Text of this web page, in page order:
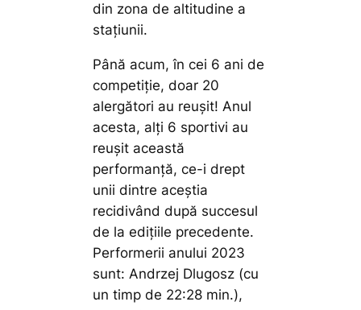
din zona de altitudine a
stațiunii.
Până acum, în cei 6 ani de
competiție, doar 20
alergători au reușit! Anul
acesta, alți 6 sportivi au
reușit această
performanță, ce-i drept
unii dintre aceștia
recidivând după succesul
de la edițiile precedente.
Performerii anului 2023
sunt: Andrzej Dlugosz (cu
un timp de 22:28 min.),